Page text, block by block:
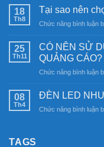
18
Th8
Tại sao nên
Chức năng bình luận
25
Th11
CÓ NÊN SỬ
QUẢNG CÁO?
Chức năng bình luận
08
Th4
ĐÈN LED
Chức năng bình luận
TAGS